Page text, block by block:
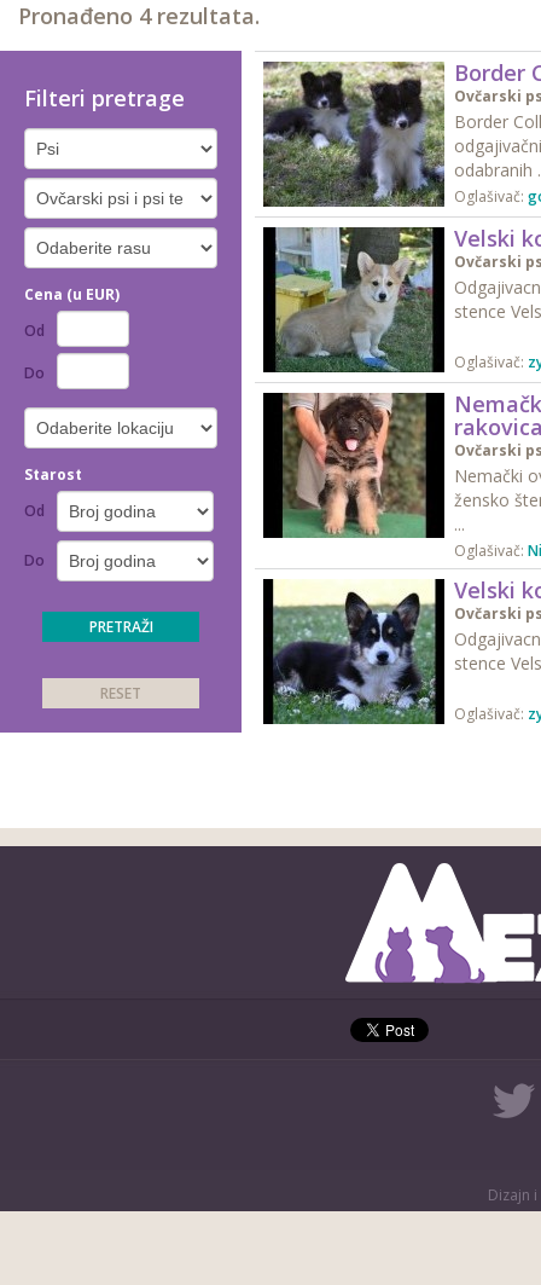
Pronađeno 4rezultata.
Filteri pretrage
Cena (u EUR)
Od
Do
Starost
Od
Do
Border
Ovčarski
Border
odabranih
Oglašivač:
Velski
Ovčarski
stence
Oglašivač:
Ovčarski
Nemački
žensko
...
Oglašivač:
Velski
Ovčarski
stence
Oglašivač:
Dizajn